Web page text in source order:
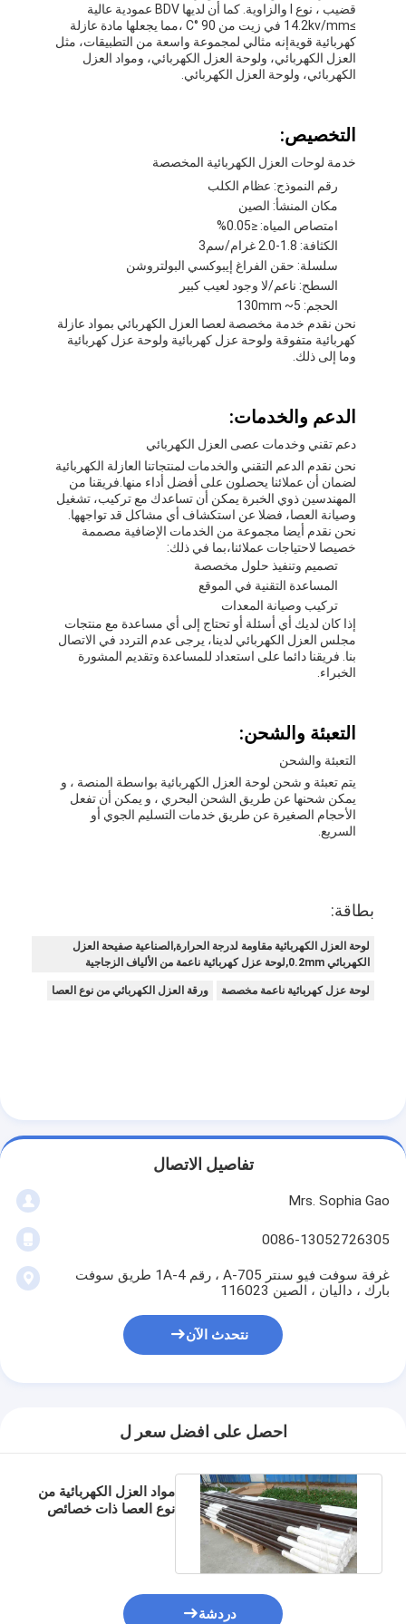
جولة في المعمل
مراقبة الجودة
شريط عزل قماش زجاجي
شريط عازل مقاوم للحرارة
شريط لاصق من القماش الزجاجي
شريط لاصق فيلم بوليميد
شريط من القماش الزجاجي المصنوع من رقائق الألومنيوم
ورق الكرافت ذو الوجه احباط
قماش الألياف الزجاجية رقائق الألومنيوم
شريط احباط سكريم
شريط لاصق من القماش
شريط لاصق مزدوج الجوانب
الشريط اللاصق PET
لوح العزل الكهربائي
قضيب ، نوع I والزاوية. كما أن لديها BDV عمودية عالية
≥14.2kv/mm في زيت من 90 °C ،مما يجعلها مادة عازلة
كهربائية قويةإنه مثالي لمجموعة واسعة من التطبيقات، مثل
العزل الكهربائي، ولوحة العزل الكهربائي، ومواد العزل
الكهربائي، ولوحة العزل الكهربائي.
التخصيص:
خدمة لوحات العزل الكهربائية المخصصة
رقم النموذج: عظام الكلب
مكان المنشأ: الصين
امتصاص المياه: ≤0.05%
الكثافة: 1.8-2.0 غرام/سم3
سلسلة: حقن الفراغ إيبوكسي البولتروشن
السطح: ناعم/لا وجود لعيب كبير
الحجم: 5~ 130mm
نحن نقدم خدمة مخصصة لعصا العزل الكهربائي بمواد عازلة
كهربائية متفوقة ولوحة عزل كهربائية ولوحة عزل كهربائية
وما إلى ذلك.
الدعم والخدمات:
دعم تقني وخدمات عصى العزل الكهربائي
نحن نقدم الدعم التقني والخدمات لمنتجاتنا العازلة الكهربائية
لضمان أن عملائنا يحصلون على أفضل أداء منها.فريقنا من
المهندسين ذوي الخبرة يمكن أن تساعدك مع تركيب، تشغيل
وصيانة العصا، فضلا عن استكشاف أي مشاكل قد تواجهها.
نحن نقدم أيضا مجموعة من الخدمات الإضافية مصممة
خصيصا لاحتياجات عملائنا،بما في ذلك:
تصميم وتنفيذ حلول مخصصة
المساعدة التقنية في الموقع
تركيب وصيانة المعدات
إذا كان لديك أي أسئلة أو تحتاج إلى أي مساعدة مع منتجات
مجلس العزل الكهربائي لدينا، يرجى عدم التردد في الاتصال
بنا. فريقنا دائما على استعداد للمساعدة وتقديم المشورة
الخبراء.
التعبئة والشحن:
التعبئة والشحن
يتم تعبئة و شحن لوحة العزل الكهربائية بواسطة المنصة ، و
يمكن شحنها عن طريق الشحن البحري ، و يمكن أن تفعل
الأحجام الصغيرة عن طريق خدمات التسليم الجوي أو
السريع.
بطاقة:
لوحة العزل الكهربائية مقاومة لدرجة الحرارة,الصناعية صفيحة العزل
الكهربائي 0.2mm,لوحة عزل كهربائية ناعمة من الألياف الزجاجية
لوحة عزل كهربائية ناعمة مخصصة ورقة العزل الكهربائي من نوع العصا
تفاصيل الاتصال
Mrs. Sophia Gao
0086-13052726305
غرفة سوفت فيو سنتر A-705 ، رقم 1A-4 طريق سوفت
بارك ، داليان ، الصين 116023
نتحدث الآن
احصل على افضل سعر ل
مواد العزل الكهربائية من
نوع العصا ذات خصائص
دردشة